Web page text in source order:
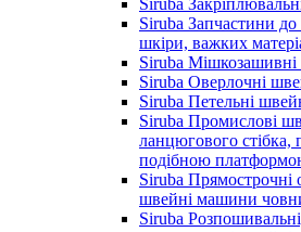
Siruba
Siruba Запчастини
шкіри, важких
Siruba
Siruba Оверлочні
Siruba Петельні
Siruba Промислові
ланцюгового стібка,
подібною
Siruba Прямострочні
швейні машини
Siruba